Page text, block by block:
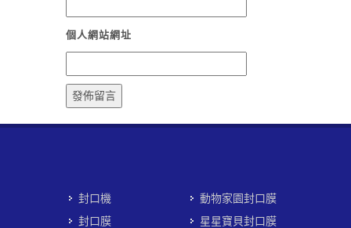
個人網站網址
封口機
封口膜
動物家園封口膜
星星寶貝封口膜